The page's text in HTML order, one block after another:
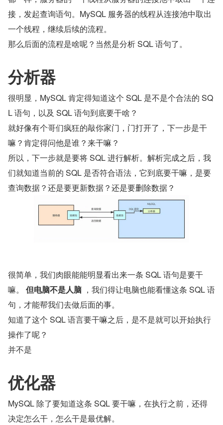
接，发起查询语句。MySQL 服务器的线程从连接池中取出
一个线程，继续后续的流程。
那么后面的流程是啥呢？当然是分析 SQL 语句了。
分析器
很明显，MySQL 肯定得知道这个 SQL 是不是个合法的 SQ
L 语句，以及 SQL 语句到底要干啥？
就好像有个哥们疯狂的敲你家门，门打开了，下一步是干
嘛？肯定得问他是谁？来干嘛？
所以，下一步就是要将 SQL 进行解析。解析完成之后，我
们就知道当前的 SQL 是否符合语法，它到底要干嘛，是要
查询数据？还是要更新数据？还是要删除数据？
很简单，我们肉眼能能明显看出来一条 SQL 语句是要干
嘛。 但电脑不是人脑 ，我们得让电脑也能看懂这条 SQL 语
句，才能帮我们去做后面的事。
知道了这个 SQL 语言要干嘛之后，是不是就可以开始执行
操作了呢？
并不是
优化器
MySQL 除了要知道这条 SQL 要干嘛，在执行之前，还得
决定怎么干，怎么干是最优解。